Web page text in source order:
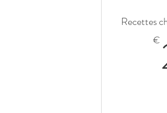
Recettes
€